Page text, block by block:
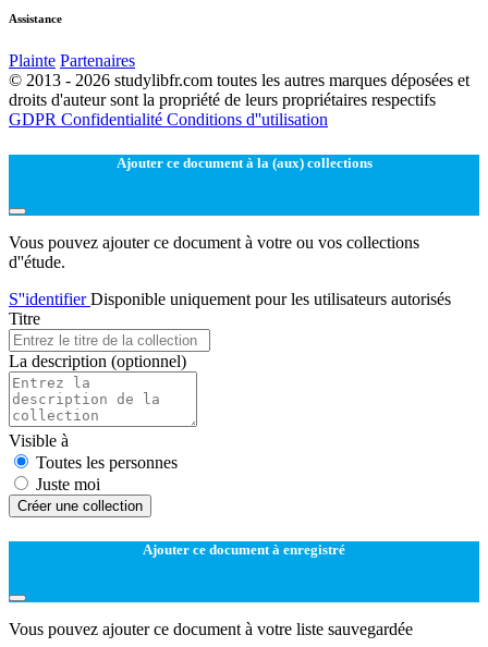
Assistance
Plainte Partenaires
© 2013 - 2026 studylibfr.com toutes les autres marques déposées et
droits d'auteur sont la propriété de leurs propriétaires respectifs
GDPR Confidentialité Conditions d''utilisation
Ajouter ce document à la (aux) collections
Vous pouvez ajouter ce document à votre ou vos collections
d''étude.
S''identifierDisponible uniquement pour les utilisateurs autorisés
Titre
La description (optionnel)
Visible à
Toutes les personnes
Juste moi
Créer une collection
Ajouter ce document à enregistré
Vous pouvez ajouter ce document à votre liste sauvegardée